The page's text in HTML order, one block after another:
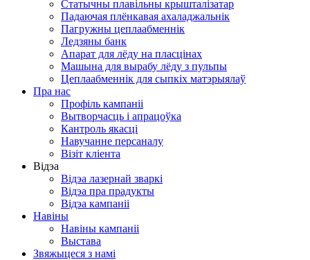
Статычны плавільны крышталізатар
Падаючая плёнкавая ахаладжальнік
Пагружны цеплаабменнік
Ледзяны банк
Апарат для лёду на пласцінах
Машына для вырабу лёду з пульпы
Цеплаабменнік для сыпкіх матэрыялаў
Пра нас
Профіль кампаніі
Вытворчасць і апрацоўка
Кантроль якасці
Навучанне персаналу
Візіт кліента
Відэа
Відэа лазернай зваркі
Відэа пра прадукты
Відэа кампаніі
Навіны
Навіны кампаніі
Выстава
Звяжыцеся з намі